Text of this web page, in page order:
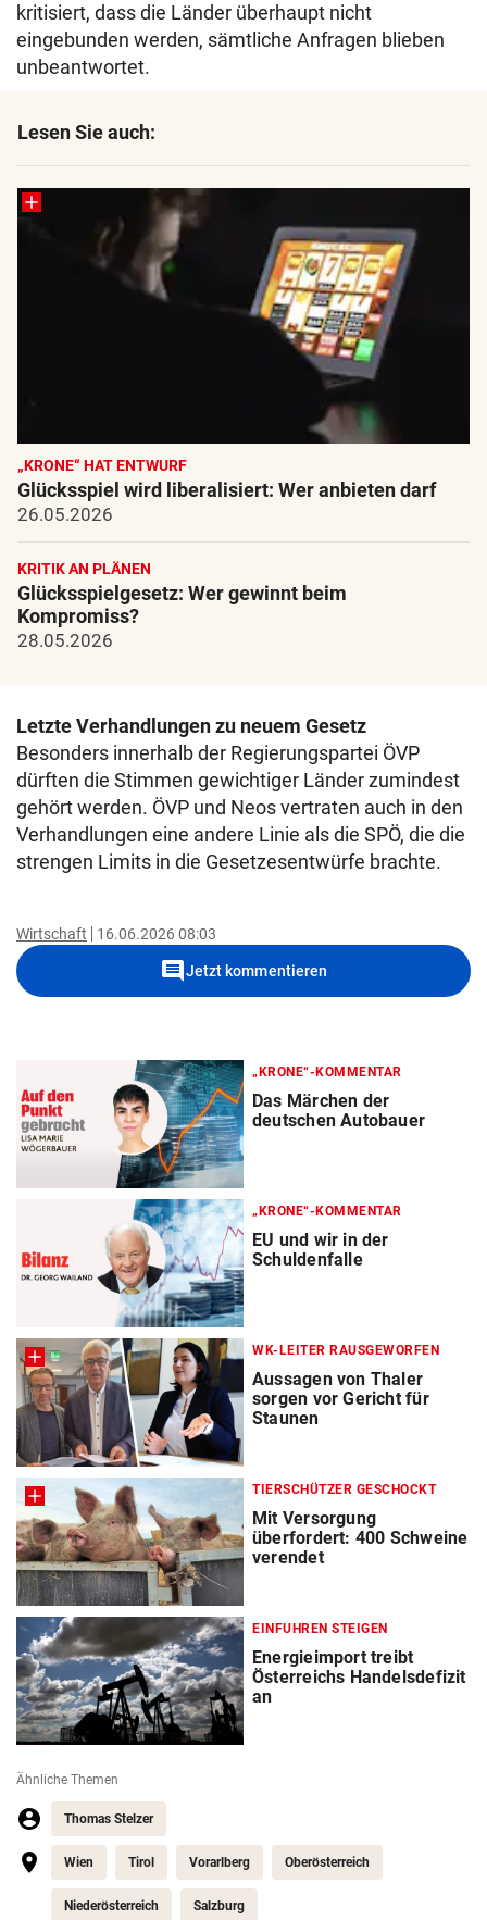
kritisiert, dass die Länder überhaupt nicht
eingebunden werden, sämtliche Anfragen blieben
unbeantwortet.
Lesen Sie auch:
„KRONE“ HAT ENTWURF
Glücksspiel wird liberalisiert: Wer anbieten darf
26.05.2026
KRITIK AN PLÄNEN
Glücksspielgesetz: Wer gewinnt beim
Kompromiss?
28.05.2026
Letzte Verhandlungen zu neuem Gesetz
Besonders innerhalb der Regierungspartei ÖVP
dürften die Stimmen gewichtiger Länder zumindest
gehört werden. ÖVP und Neos vertraten auch in den
Verhandlungen eine andere Linie als die SPÖ, die die
strengen Limits in die Gesetzesentwürfe brachte.
Wirtschaft 16.06.2026 08:03
commentJetzt kommentieren
„KRONE“-KOMMENTAR
Das Märchen der
deutschen Autobauer
„KRONE“-KOMMENTAR
EU und wir in der
Schuldenfalle
WK-LEITER RAUSGEWORFEN
Aussagen von Thaler
sorgen vor Gericht für
Staunen
TIERSCHÜTZER GESCHOCKT
Mit Versorgung
überfordert: 400 Schweine
verendet
EINFUHREN STEIGEN
Energieimport treibt
Österreichs Handelsdefizit
an
Ähnliche Themen
Thomas Stelzer
Wien Tirol Vorarlberg Oberösterreich
Niederösterreich Salzburg